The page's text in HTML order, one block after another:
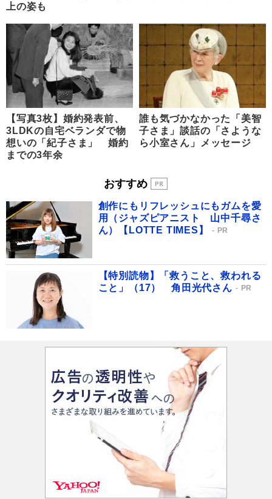
上の姿も
【写真3枚】婚約発表前、
3LDKの自宅ベランダで物
想いの「紀子さま」 婚約
までの3年余
誰も気づかなかった「美智
子さま」談話の「さような
ら小室さん」メッセージ
おすすめ
創作にもリフレッシュにもガムを愛
用（ジャズピアニスト 山中千尋さ
ん）【LOTTE TIMES】
PR
【特別読物】「救うこと、救われる
こと」（17） 角田光代さん
PR